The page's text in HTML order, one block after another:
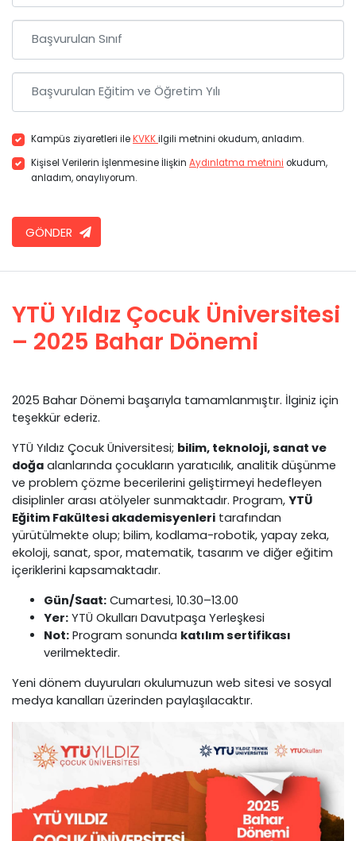
Kampüs ziyaretleri ileKVKKilgili metnini okudum, anladım.
Kişisel Verilerin İşlenmesine İlişkin Aydınlatma metnini okudum,
anladım, onaylıyorum.
GÖNDER
YTÜ Yıldız Çocuk Üniversitesi
– 2025 Bahar Dönemi
2025 Bahar Dönemi başarıyla tamamlanmıştır. İlginiz için
teşekkür ederiz.
YTÜ Yıldız Çocuk Üniversitesi; bilim, teknoloji, sanat ve
doğa alanlarında çocukların yaratıcılık, analitik düşünme
ve problem çözme becerilerini geliştirmeyi hedefleyen
disiplinler arası atölyeler sunmaktadır. Program, YTÜ
Eğitim Fakültesi akademisyenleri tarafından
yürütülmekte olup; bilim, kodlama-robotik, yapay zeka,
ekoloji, sanat, spor, matematik, tasarım ve diğer eğitim
içeriklerini kapsamaktadır.
Gün/Saat: Cumartesi, 10.30–13.00
Yer: YTÜ Okulları Davutpaşa Yerleşkesi
Not: Program sonunda katılım sertifikası
verilmektedir.
Yeni dönem duyuruları okulumuzun web sitesi ve sosyal
medya kanalları üzerinden paylaşılacaktır.